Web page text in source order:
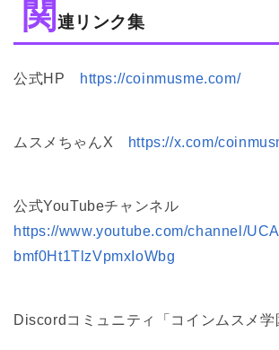
関 連リンク集
公式HP https://coinmusme.com/
ムスメちゃんX https://x.com/
公式YouTubeチャンネル
https://www.youtube.com/channel/
bmf0Ht1TlzVpmxIoWbg
Discordコミュニティ「コインムスメ学